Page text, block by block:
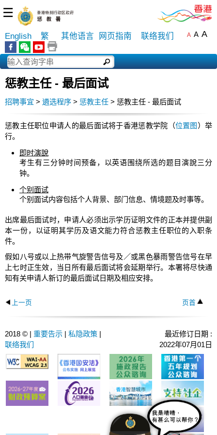
☰
English 繁 其他语言 网页指南 联络我们 A A A
惩教主任 - 最后面试
招聘事宜 > 遴选程序 > 惩教主任 > 惩教主任 - 最后面试
惩教主任职位申请人的最后面试将于香港惩教学院（位置图 ）举
行。
即时演說
考生有三分钟时间预备，以英语围绕所选的题目演說三分
钟。
个别面试
个别面试内容包括个人背景、部门信息、情境题及时事等。
出席最后面试时，申请人必须出示学历证明文件的正本并提供副
本一份，以证明其学历及语文能力符合惩教主任职位的入职条
件。
假如八号或以上热带气旋警告信号及／或黑色暴雨警告信号在早
上七时正生效，当日所有最后面试将会延期举行。本署将尽快通
知有关申请人新订的最后面试日期及相应安排。
上一页 页首
2018 © | 重要告示 | 私隐政策 |
联络我们
最近修订日期 :
2022年07月01日